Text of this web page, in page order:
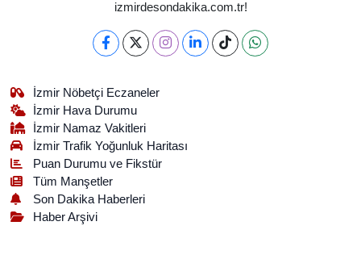
izmirdesondakika.com.tr!
İzmir Nöbetçi Eczaneler
İzmir Hava Durumu
İzmir Namaz Vakitleri
İzmir Trafik Yoğunluk Haritası
Puan Durumu ve Fikstür
Tüm Manşetler
Son Dakika Haberleri
Haber Arşivi